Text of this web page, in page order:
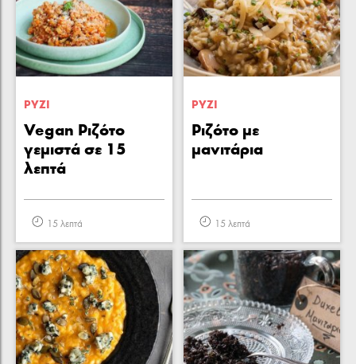
ΡΥΖΙ
Vegan Ριζότο
γεμιστά σε 15
λεπτά
15 λεπτά
ΡΥΖΙ
Ριζότο με
μανιτάρια
15 λεπτά